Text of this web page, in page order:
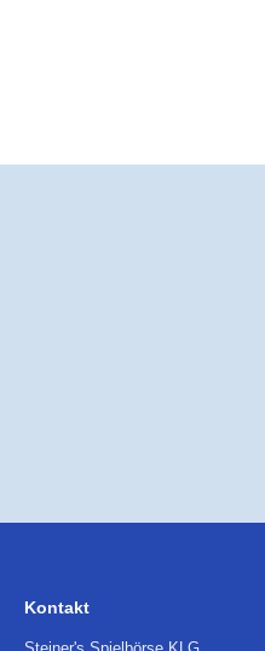
Kontakt